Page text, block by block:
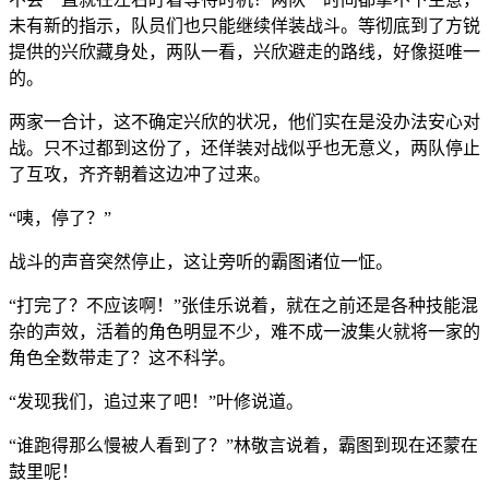
未有新的指示，队员们也只能继续佯装战斗。等彻底到了方锐
提供的兴欣藏身处，两队一看，兴欣避走的路线，好像挺唯一
的。
两家一合计，这不确定兴欣的状况，他们实在是没办法安心对
战。只不过都到这份了，还佯装对战似乎也无意义，两队停止
了互攻，齐齐朝着这边冲了过来。
“咦，停了？”
战斗的声音突然停止，这让旁听的霸图诸位一怔。
“打完了？不应该啊！”张佳乐说着，就在之前还是各种技能混
杂的声效，活着的角色明显不少，难不成一波集火就将一家的
角色全数带走了？这不科学。
“发现我们，追过来了吧！”叶修说道。
“谁跑得那么慢被人看到了？”林敬言说着，霸图到现在还蒙在
鼓里呢！